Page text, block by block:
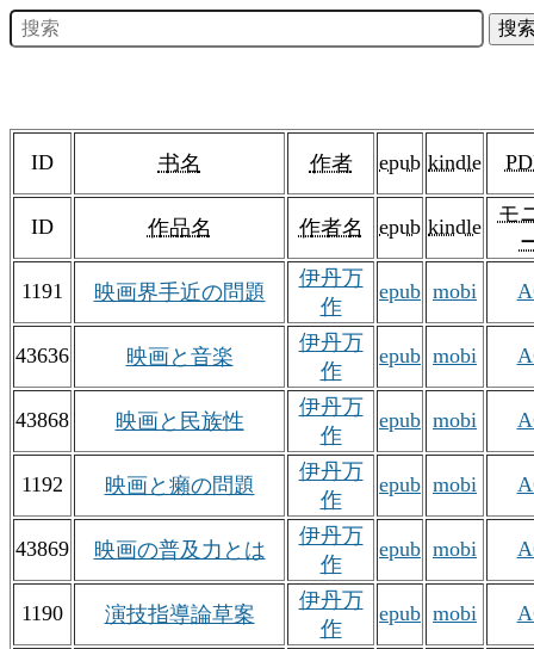
ID 书名 作者 epub kindle
ID 作品名 作者名 epub kindle
モ
1191 映画界手近の問題
伊丹万
作
epub mobi
43636 映画と音楽
伊丹万
作
epub mobi
43868 映画と民族性
伊丹万
作
epub mobi
1192 映画と癩の問題
伊丹万
作
epub mobi
43869 映画の普及力とは
伊丹万
作
epub mobi
1190 演技指導論草案
伊丹万
作
epub mobi